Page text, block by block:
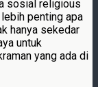
sosial religious
penting apa
hanya sekedar
untuk
yang ada di